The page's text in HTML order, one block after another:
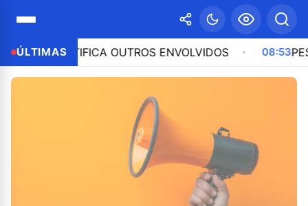
ÚLTIMASOUTROS ENVOLVIDOS 08:53 PESQUISA